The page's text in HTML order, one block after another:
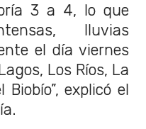
3 a 4, lo que
lluvias
el día viernes
Los Ríos, La
explicó el